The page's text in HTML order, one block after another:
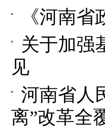
《河南
关于加强
见
河南省人
离”改革全